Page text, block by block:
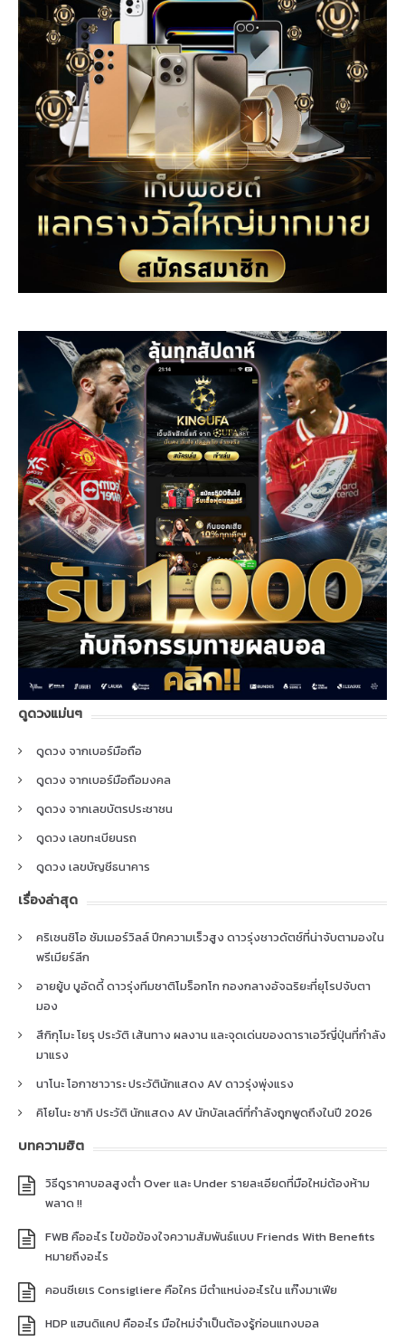
ดูดวงแม่นๆ
ดูดวง จากเบอร์มือถือ
ดูดวง จากเบอร์มือถือมงคล
ดูดวง จากเลขบัตรประชาชน
ดูดวง เลขทะเบียนรถ
ดูดวง เลขบัญชีธนาคาร
เรื่องล่าสุด
คริเซนซิโอ ซัมเมอร์วิลล์ ปีกความเร็วสูง ดาวรุ่งชาวดัตช์ที่น่าจับตามองใน
พรีเมียร์ลีก
อายยู้บ บูอัดดี้ ดาวรุ่งทีมชาติโมร็อกโก กองกลางอัจฉริยะที่ยุโรปจับตา
มอง
สึกิกุโมะ โยรุ ประวัติ เส้นทาง ผลงาน และจุดเด่นของดาราเอวีญี่ปุ่นที่กำลัง
มาแรง
นาโนะ โอกาซาวาระ ประวัตินักแสดง AV ดาวรุ่งพุ่งแรง
คิโยโนะ ซากิ ประวัติ นักแสดง AV นักบัลเลต์ที่กำลังถูกพูดถึงในปี 2026
บทความฮิต
วิธีดูราคาบอลสูงต่ำ Over และ Under รายละเอียดที่มือใหม่ต้องห้าม
พลาด !!
FWB คืออะไร ไขข้อข้องใจความสัมพันธ์แบบ Friends With Benefits
หมายถึงอะไร
คอนซีเยเร Consigliere คือใคร มีตำแหน่งอะไรใน แก๊งมาเฟีย
HDP แฮนดิแคป คืออะไร มือใหม่จำเป็นต้องรู้ก่อนแทงบอล